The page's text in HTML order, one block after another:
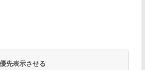
先表示させる